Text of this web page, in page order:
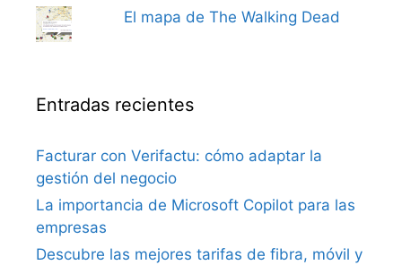
El mapa de The Walking Dead
Entradas recientes
Facturar con Verifactu: cómo adaptar la
gestión del negocio
La importancia de Microsoft Copilot para las
empresas
Descubre las mejores tarifas de fibra, móvil y